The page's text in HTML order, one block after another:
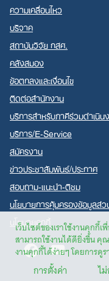
เว็บไซต์ของเราใช้งานคุกกี้
สามารถใช้งานได้ดียิ่งขึ้น คุ
งานคุกกี้ได้ง่ายๆ โดยการดู
การตั้งค่า ไ
ความเคลื่อนไหว
บริจาค
สถาบันวิจัย กสศ.
คลังสมอง
ข้อตกลงและเงื่อนไข
ติดต่อสำนักงาน
บริการสำหรับภาคีร่วมดำเนิน
บริการ/E-Service
สมัครงาน
ข่าวประชาสัมพันธ์/ประกาศ
สอบถาม-แนะนำ-ติชม
นโยบายการคุ้มครองข้อมูลส่
นโยบายคุกกี้
FacebookYoutube